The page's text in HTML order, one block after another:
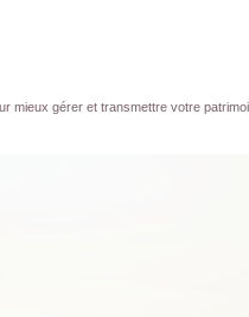
mieux gérer et transmettre votre